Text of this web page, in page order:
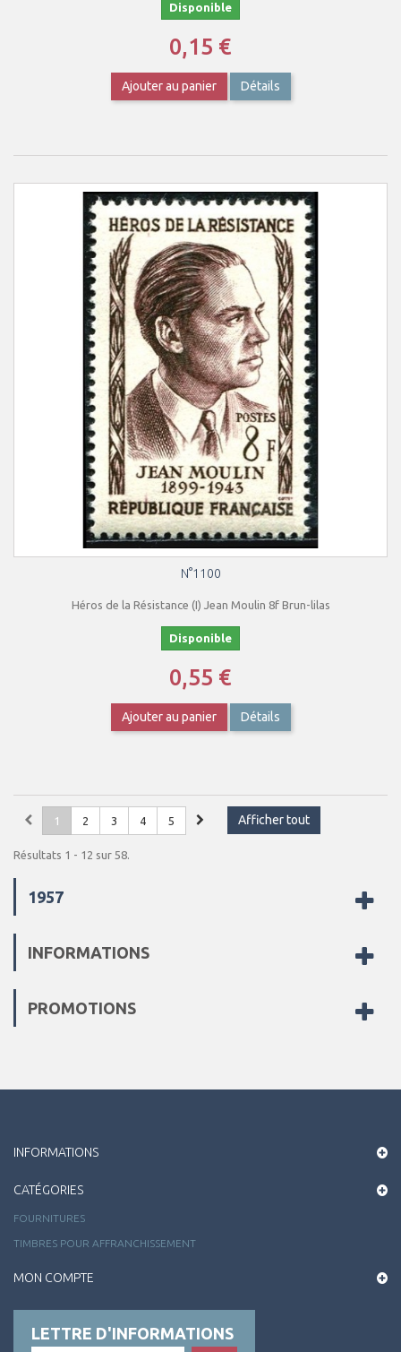
Disponible
0,15 €
Ajouter au panier Détails
N°1100
Héros de la Résistance (I) Jean Moulin 8f Brun-lilas
Disponible
0,55 €
Ajouter au panier Détails
Afficher tout
1 2 3 4 5
Résultats 1 - 12 sur 58.
1957
INFORMATIONS
PROMOTIONS
INFORMATIONS
CATÉGORIES
FOURNITURES
TIMBRES POUR AFFRANCHISSEMENT
MON COMPTE
LETTRE D'INFORMATIONS